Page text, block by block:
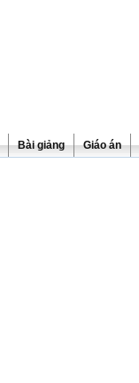
Bài giảng Giáo án